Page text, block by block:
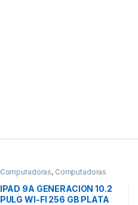
Computadoras, Computadoras
Portátiles
IPAD 9A GENERACION 10.2
PULG WI-FI 256 GB PLATA